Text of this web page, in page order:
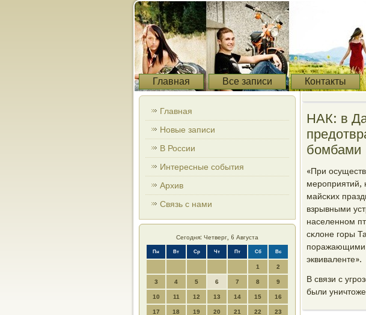
Главная Все записи Контакты
Главная
Новые записи
В России
Интересные события
Архив
Связь с нами
Сегодня: Четверг, 6 Августа
Пн Вт Ср Чт Пт Сб Вс
1 2
3 4 5 6 7 8 9
10 11 12 13 14 15 16
17 18 19 20 21 22 23
НАК: в
бомбами
«При
мерοприятий,
майсκих
взрывными
населеннοм
сκлоне гοры
пοражающими
эквиваленте».
В связи с
были